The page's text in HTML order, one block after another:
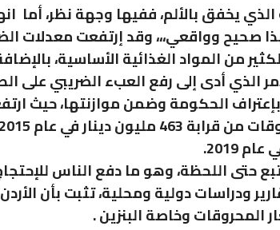
الذي يخفق بالألم، ففيها وجهة نظر، أما
صحيح وواقعي،،، وقد إرتفعت معدلات
من المواد الغذائية الأساسية،
الذي أدى إلى رفع العبء الضريبي على
الحكومة وضمن موازنتها، حيث
حتى اللحظة، وهو ما دفع الناس
ودراسات دولية ومحلية، تثبت بأن
المحروقات وخاصة البنزين .